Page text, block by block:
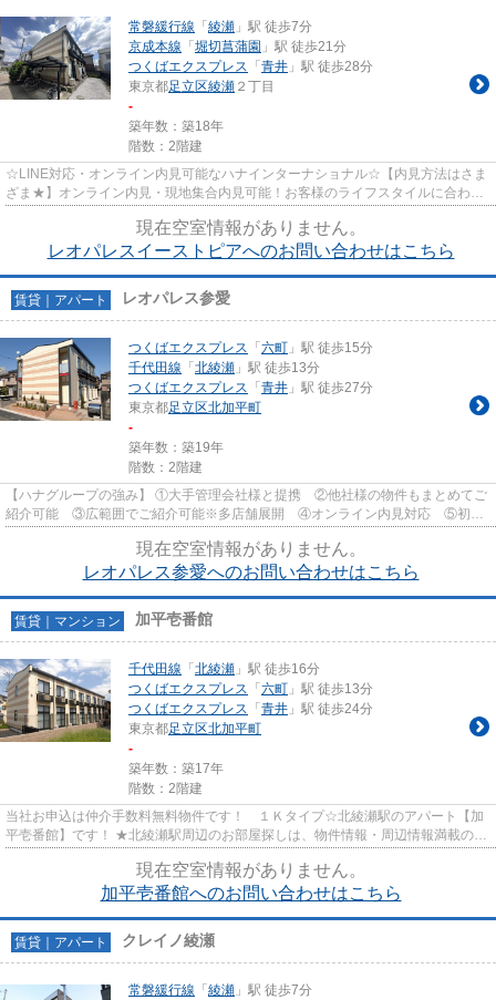
常磐緩行線 「 綾瀬 」駅 徒歩7分
京成本線 「 堀切菖蒲園 」駅 徒歩21分
つくばエクスプレス 「 青井 」駅 徒歩28分
東京都足立区綾瀬 ２丁目
-
築年数：築18年
階数：2階建
☆LINE対応・オンライン内見可能なハナインターナショナル☆【内見方法はさま
ざま★】オンライン内見・現地集合内見可能！お客様のライフスタイルに合わせ
現在空室情報がありません。
レオパレスイーストピアへのお問い合わせはこちら
賃貸｜アパート レオパレス参愛
つくばエクスプレス 「 六町 」駅 徒歩15分
千代田線 「 北綾瀬 」駅 徒歩13分
つくばエクスプレス 「 青井 」駅 徒歩27分
東京都足立区北加平町
-
築年数：築19年
階数：2階建
【ハナグループの強み】 ①大手管理会社様と提携 ②他社様の物件もまとめてご
紹介可能 ③広範囲でご紹介可能※多店舗展開 ④オンライン内見対応 ⑤初期
現在空室情報がありません。
レオパレス参愛へのお問い合わせはこちら
賃貸｜マンション 加平壱番館
千代田線 「 北綾瀬 」駅 徒歩16分
つくばエクスプレス 「 六町 」駅 徒歩13分
つくばエクスプレス 「 青井 」駅 徒歩24分
東京都足立区北加平町
-
築年数：築17年
階数：2階建
当社お申込は仲介手数料無料物件です！ １Ｋタイプ☆北綾瀬駅のアパート【加
平壱番館】です！ ★北綾瀬駅周辺のお部屋探しは、物件情報・周辺情報満載のハ
現在空室情報がありません。
加平壱番館へのお問い合わせはこちら
賃貸｜アパート クレイノ綾瀬
常磐緩行線 「 綾瀬 」駅 徒歩7分